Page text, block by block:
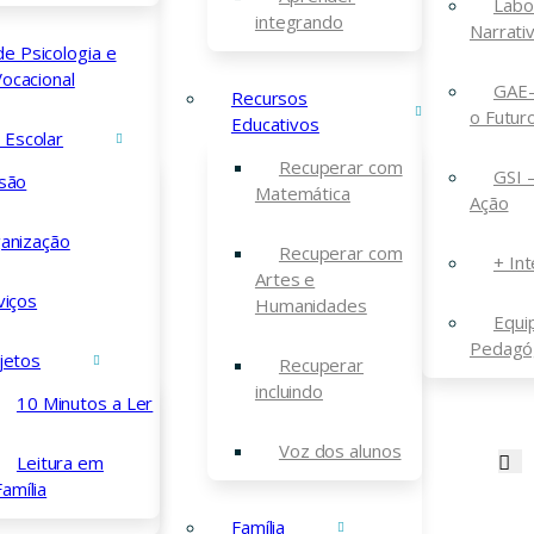
Psicologia e
10 Minutos a Ler
Leitura em
integrando
Recursos
Educativos
Recuperar com
Matemática
Recuperar com
Artes e
Humanidades
Recuperar
incluindo
Voz dos alunos
Família
o
GSI
Ação
+
de
de ensino. Para